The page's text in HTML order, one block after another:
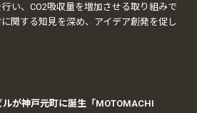
い、CO2吸収量を増加させる取り組みで
関する知見を深め、アイデア創発を促し
ルが神戸元町に誕生「MOTOMACHI